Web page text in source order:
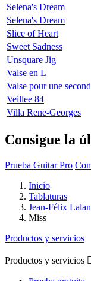
Selena's Dream
Selena's Dream
Slice of Heart
Sweet Sadness
Unsquare Jig
Valse en L
Valse pour une
Veillee 84
Villa Rene-Georges
Consigue la
Prueba Guitar Pro
Inicio
Tablaturas
Jean-Félix
Miss
Productos y servicios
Productos y servicios 